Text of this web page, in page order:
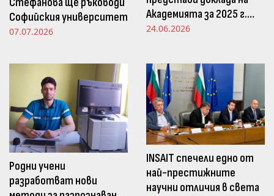
Софийския университет
07.07.2026
Академията за 2025 г.
пред Просветната
24.06.2026
Родни учени
разработват нови
INSAIT спечели едно от
най-престижните
научни отличия в света